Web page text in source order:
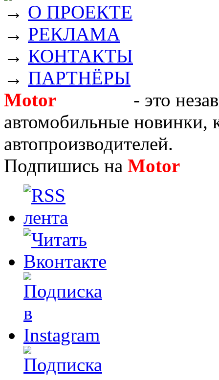
→ О ПРОЕКТЕ
→ РЕКЛАМА
→ КОНТАКТЫ
→ ПАРТНЁРЫ
Motor
- это
автомобильные новинки,
автопроизводителей.
Подпишись на Motor